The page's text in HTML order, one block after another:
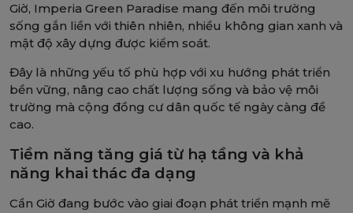
Giờ, Imperia Green Paradise mang đến môi trường
sống gắn liền với thiên nhiên, nhiều không gian xanh và
mật độ xây dựng được kiểm soát.
Đây là những yếu tố phù hợp với xu hướng phát triển
bền vững, nâng cao chất lượng sống và bảo vệ môi
trường mà cộng đồng cư dân quốc tế ngày càng đề
cao.
Tiềm năng tăng giá từ hạ tầng và khả
năng khai thác đa dạng
Cần Giờ đang bước vào giai đoạn phát triển mạnh mẽ